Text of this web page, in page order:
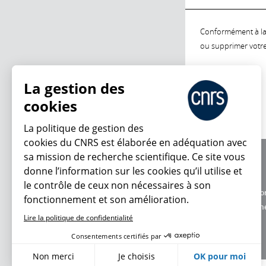
Conformément à
ou supprimer
Charte
Données
La gestion des
cookies
La politique de gestion des
cookies du CNRS est élaborée en adéquation avec
sa mission de recherche scientifique. Ce site vous
donne l’information sur les cookies qu’il utilise et
le contrôle de ceux non nécessaires à son
fonctionnement et son amélioration.
Lire la politique de confidentialité
Consentements certifiés par
Non merci Je choisis OK pour moi